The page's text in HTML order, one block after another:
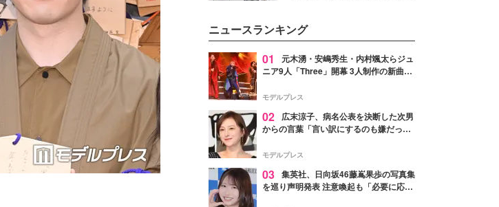
ター・茅野しのぶ。一人ひとりの
個性に寄り添い、魅力を引き出す
衣装作りは、多くの女性たちに勇
気と自信を与え続けている。
ニュースランキング
01
元木湧・安嶋秀生・内村颯太らジュ
ニア9人「Three」開幕 3人制作の新曲＆
進んで夢を掴みたい」【ゲネプロレポ】
モデルプレス
02
広末涼子、病名公表を決断した次男
からの言葉「言い訳にするのも嫌だっ
モデルプレス
03 集英社、日向坂46藤嶌果歩の写真集
を巡り声明発表 注意喚起も「必要に応じ